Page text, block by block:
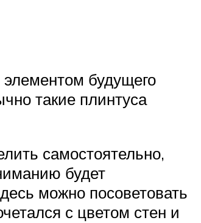
элементом будущего
такие плинтуса
самостоятельно,
будет
можно посоветовать
с цветом стен и